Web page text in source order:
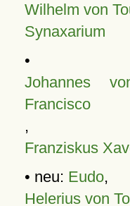
Wilhelm von
Synaxarium
•
Johannes
Francisco
,
Franziskus
• neu: Eudo,
Helerius von